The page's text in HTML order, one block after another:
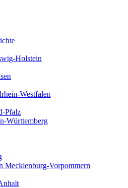
Holstein
Westfalen
Pfalz
Württemberg
Mecklenburg-Vorpommern